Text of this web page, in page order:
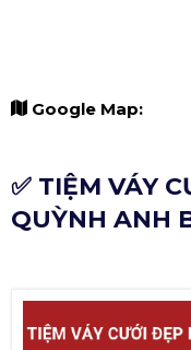
Google Map:
✅ TIỆM VÁY
QUỲNH ANH